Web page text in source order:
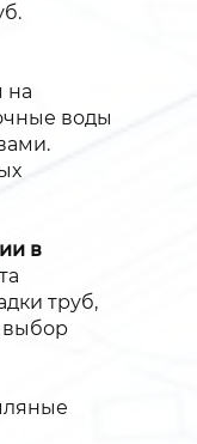
на
воды
в
труб,
выбор